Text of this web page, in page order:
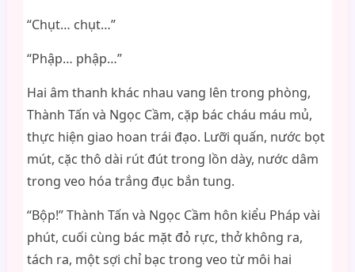
“Chụt… chụt…”
“Phập… phập…”
Hai âm thanh khác nhau vang lên trong phòng,
Thành Tấn và Ngọc Cầm, cặp bác cháu máu mủ,
thực hiện giao hoan trái đạo. Lưỡi quấn, nước bọt
mút, cặc thô dài rút đút trong lồn dày, nước dâm
trong veo hóa trắng đục bắn tung.
“Bộp!” Thành Tấn và Ngọc Cầm hôn kiểu Pháp vài
phút, cuối cùng bác mặt đỏ rực, thở không ra,
tách ra, một sợi chỉ bạc trong veo từ môi hai